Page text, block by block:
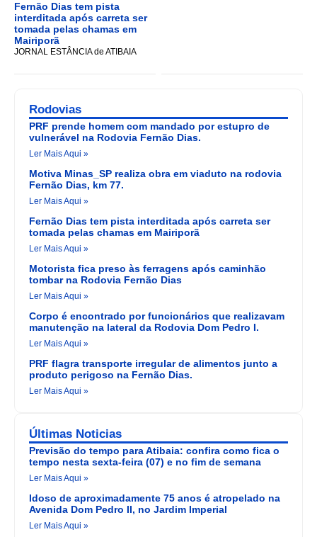
Fernão Dias tem pista
interditada após carreta ser
tomada pelas chamas em
Mairiporã
JORNAL ESTÂNCIA de ATIBAIA
Rodovias
PRF prende homem com mandado por estupro de
vulnerável na Rodovia Fernão Dias.
Ler Mais Aqui »
Motiva Minas_SP realiza obra em viaduto na rodovia
Fernão Dias, km 77.
Ler Mais Aqui »
Fernão Dias tem pista interditada após carreta ser
tomada pelas chamas em Mairiporã
Ler Mais Aqui »
Motorista fica preso às ferragens após caminhão
tombar na Rodovia Fernão Dias
Ler Mais Aqui »
Corpo é encontrado por funcionários que realizavam
manutenção na lateral da Rodovia Dom Pedro I.
Ler Mais Aqui »
PRF flagra transporte irregular de alimentos junto a
produto perigoso na Fernão Dias.
Ler Mais Aqui »
Últimas Noticias
Previsão do tempo para Atibaia: confira como fica o
tempo nesta sexta-feira (07) e no fim de semana
Ler Mais Aqui »
Idoso de aproximadamente 75 anos é atropelado na
Avenida Dom Pedro II, no Jardim Imperial
Ler Mais Aqui »